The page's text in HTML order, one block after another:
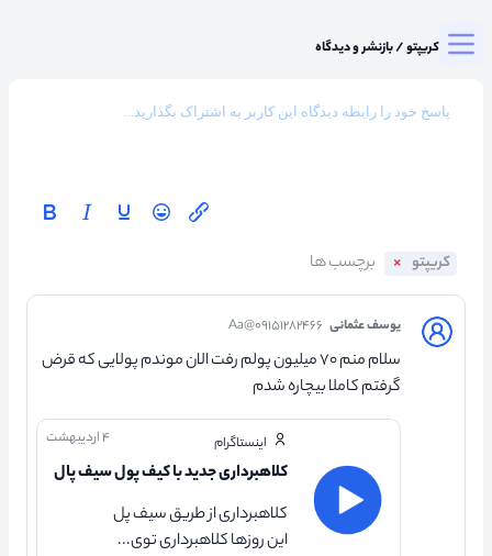
میزگرد کریپتو/بازنشر و دیدگاه
کریپتو
یوسف عثمانی Aa@۰۹۱۵۱۲۸۲۴۶۶
سلام منم ۷۰ میلیون پولم رفت الان موندم پولایی که قرض
گرفتم کاملا بیچاره شدم
اینستاگرام ۴ اردیبهشت
کلاهبرداری جدید با کیف پول سیف پال
کلاهبرداری از طریق سیف پل
این روزها کلاهبرداری توی...